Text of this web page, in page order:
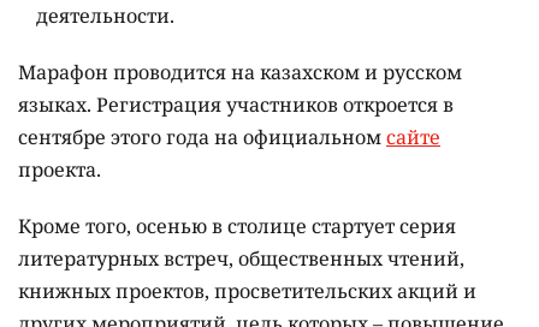
деятельности.
Марафон проводится на казахском и русском
языках. Регистрация участников откроется в
сентябре этого года на официальномсайте
проекта.
Кроме того, осенью в столице стартует серия
литературных встреч, общественных чтений,
книжных проектов, просветительских акций и